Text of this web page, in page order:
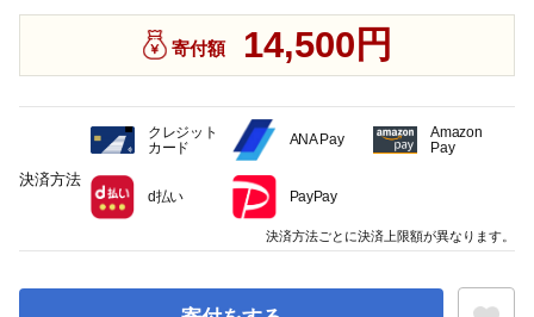
寄付額 14,500円
決済方法
クレジット
カード
ANA Pay
Amazon
Pay
d払い PayPay
決済方法ごとに決済上限額が異なります。